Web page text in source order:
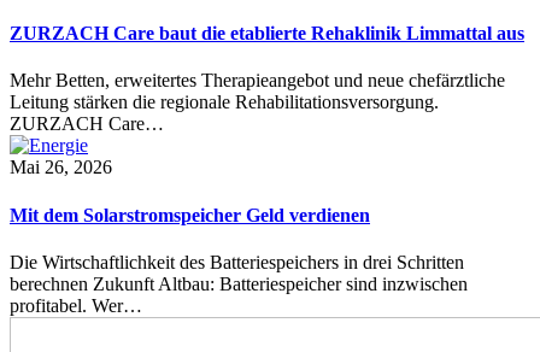
ZURZACH Care baut die etablierte Rehaklinik Limmattal aus
Mehr Betten, erweitertes Therapieangebot und neue chefärztliche
Leitung stärken die regionale Rehabilitationsversorgung.
ZURZACH Care…
Mai 26, 2026
Mit dem Solarstromspeicher Geld verdienen
Die Wirtschaftlichkeit des Batteriespeichers in drei Schritten
berechnen Zukunft Altbau: Batteriespeicher sind inzwischen
profitabel. Wer…